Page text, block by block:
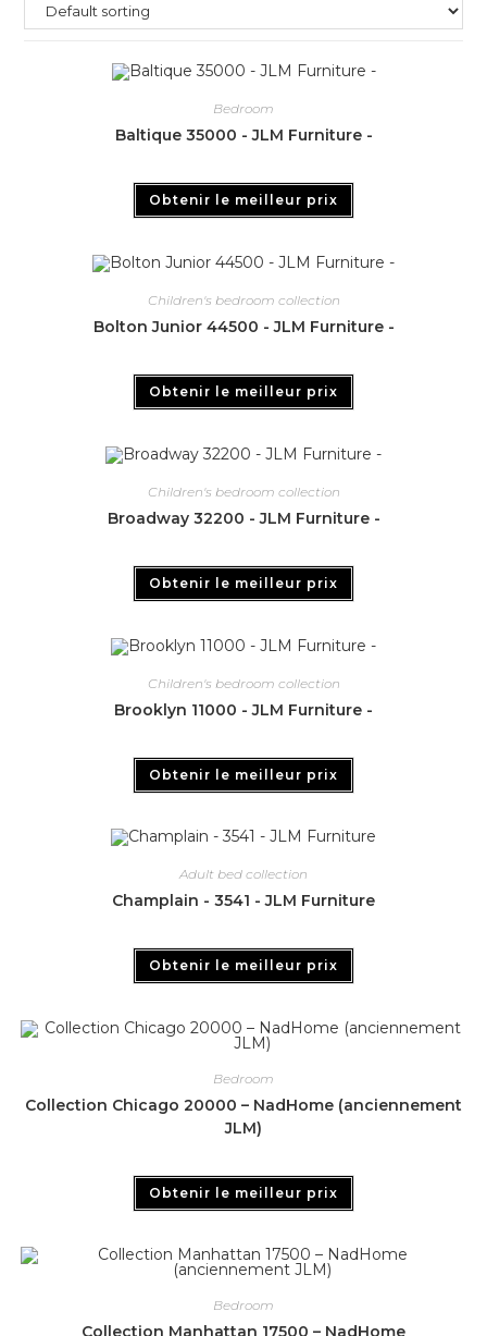
Bedroom
Baltique 35000 - JLM Furniture -
Obtenir le meilleur prix
Children's bedroom collection
Bolton Junior 44500 - JLM Furniture -
Obtenir le meilleur prix
Children's bedroom collection
Broadway 32200 - JLM Furniture -
Obtenir le meilleur prix
Children's bedroom collection
Brooklyn 11000 - JLM Furniture -
Obtenir le meilleur prix
Adult bed collection
Champlain - 3541 - JLM Furniture
Obtenir le meilleur prix
Bedroom
Collection Chicago 20000 – NadHome (anciennement
JLM)
Obtenir le meilleur prix
Bedroom